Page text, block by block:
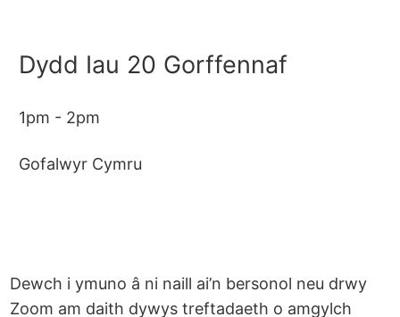
Dydd Iau 20 Gorffennaf
1pm - 2pm
Gofalwyr Cymru
Dewch i ymuno â ni naill ai’n bersonol neu drwy
Zoom am daith dywys treftadaeth o amgylch